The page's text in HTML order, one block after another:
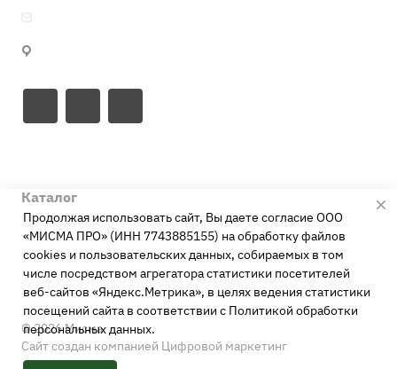
Свиноводство
Птицеводство
Аквакультура
Петфуд
Кролиководство
Коневодство
Каталог
Кормовые добавки
Аминокислоты
Компания
Сотрудники
Поставщики
Вакансии
Бройлеры
Индейка
КРС
© 2026 Мисма
Сайт создан компанией Цифровой маркетинг
Продолжая использовать сайт, Вы даете согласие ООО
«МИСМА ПРО» (ИНН 7743885155) на обработку файлов
cookies и пользовательских данных, собираемых в том
числе посредством агрегатора статистики посетителей
веб-сайтов «Яндекс.Метрика», в целях ведения статистики
посещений сайта в соответствии с Политикой обработки
персональных данных.